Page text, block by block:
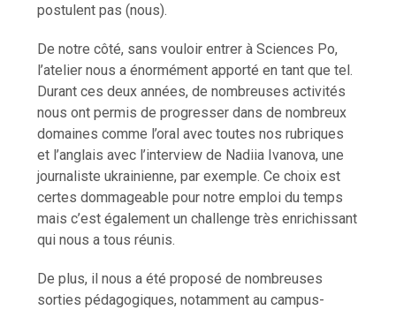
postulent pas (nous).
De notre côté, sans vouloir entrer à Sciences Po,
l’atelier nous a énormément apporté en tant que tel.
Durant ces deux années, de nombreuses activités
nous ont permis de progresser dans de nombreux
domaines comme l’oral avec toutes nos rubriques
et l’anglais avec l’interview de Nadiia Ivanova, une
journaliste ukrainienne, par exemple. Ce choix est
certes dommageable pour notre emploi du temps
mais c’est également un challenge très enrichissant
qui nous a tous réunis.
De plus, il nous a été proposé de nombreuses
sorties pédagogiques, notamment au campus-